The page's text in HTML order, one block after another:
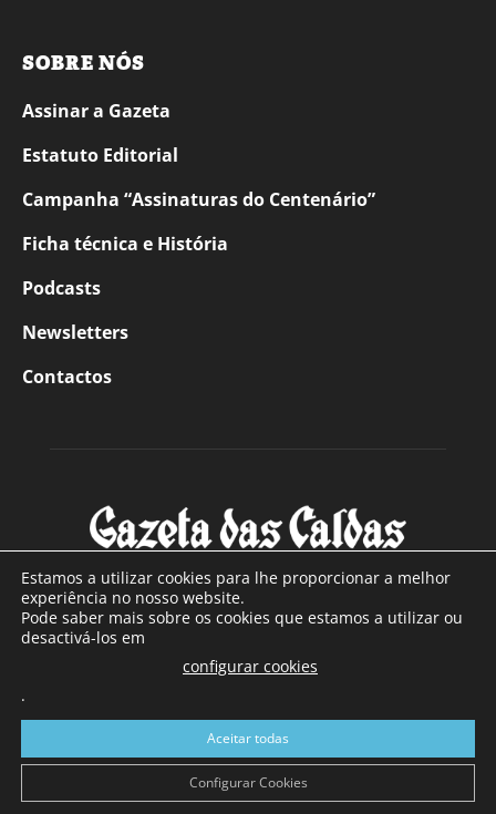
SOBRE NÓS
Assinar a Gazeta
Estatuto Editorial
Campanha “Assinaturas do Centenário”
Ficha técnica e História
Podcasts
Newsletters
Contactos
SOBRE NÓS
Com sede nas Caldas da Rainha e mais de 90 anos de
a sul de distrito de Leiria, com mais de 40.000 leitores por
toda a região Oeste. Jornal com distribuição em Portugal
Continental e assinatura online.
Estamos a utilizar cookies para lhe proporcionar a melhor
experiência no nosso website.
Pode saber mais sobre os cookies que estamos a utilizar ou
desactivá-los em
configurar cookies
.
Aceitar todas
Configurar Cookies